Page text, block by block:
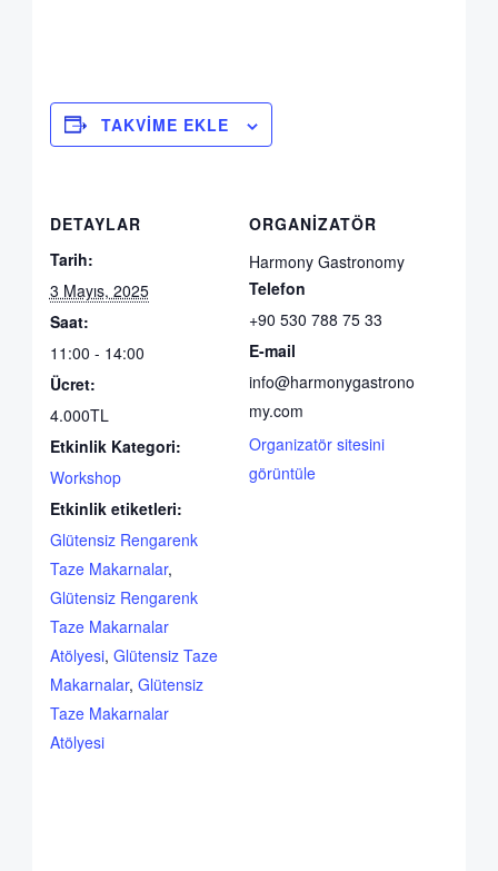
TAKVIME EKLE
DETAYLAR
Tarih:
3 Mayıs, 2025
Saat:
11:00 - 14:00
Ücret:
4.000TL
Etkinlik Kategori:
Workshop
Etkinlik etiketleri:
Glütensiz Rengarenk
Taze Makarnalar,
Glütensiz Rengarenk
Taze Makarnalar
Atölyesi, Glütensiz Taze
Makarnalar, Glütensiz
Taze Makarnalar
Atölyesi
ORGANIZATÖR
Harmony Gastronomy
Telefon
+90 530 788 75 33
E-mail
info@harmonygastrono
my.com
Organizatör sitesini
görüntüle